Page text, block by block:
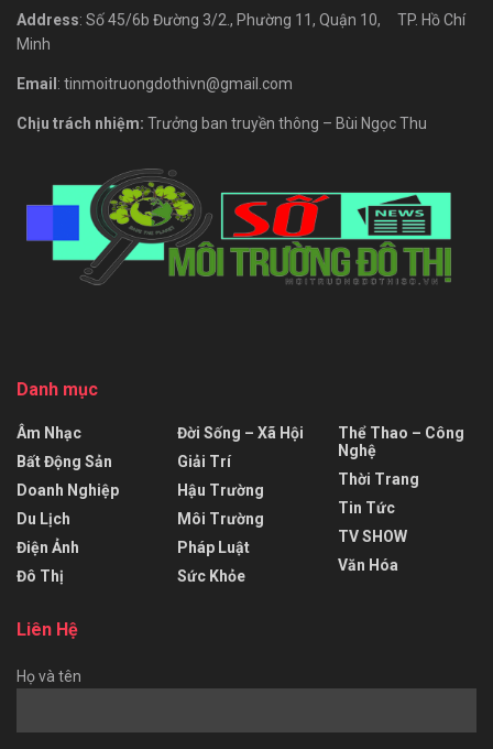
Address: Số 45/6b Đường 3/2., Phường 11, Quận 10, TP. Hồ Chí
Minh
Email: tinmoitruongdothivn@gmail.com
Chịu trách nhiệm: Trưởng ban truyền thông – Bùi Ngọc Thu
Danh mục
Âm Nhạc
Bất Động Sản
Doanh Nghiệp
Du Lịch
Điện Ảnh
Đô Thị
Đời Sống – Xã Hội
Giải Trí
Hậu Trường
Môi Trường
Pháp Luật
Sức Khỏe
Thể Thao – Công
Nghệ
Thời Trang
Tin Tức
TV SHOW
Văn Hóa
Liên Hệ
Họ và tên